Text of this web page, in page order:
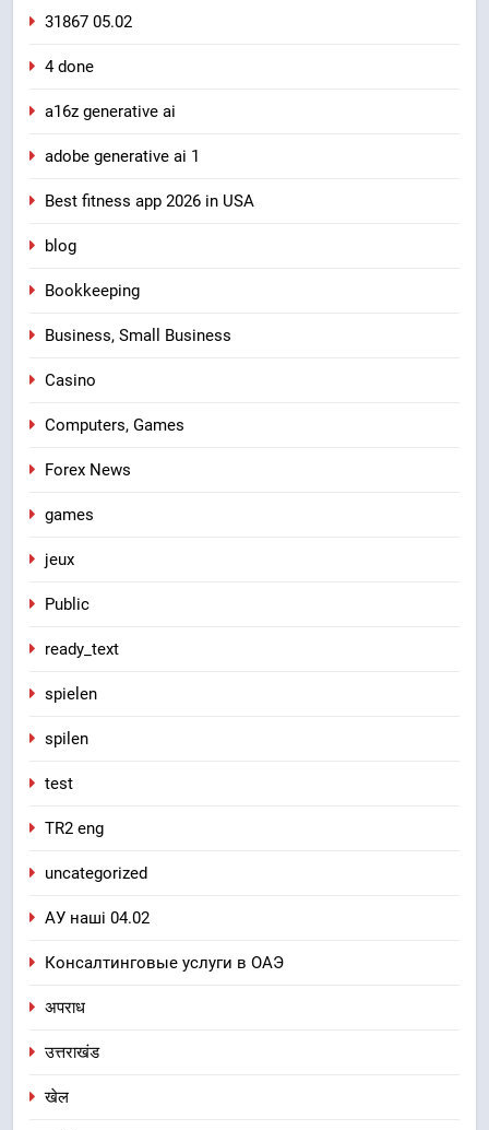
31867 05.02
4 done
a16z generative ai
adobe generative ai 1
Best fitness app 2026 in USA
blog
Bookkeeping
Business, Small Business
Casino
Computers, Games
Forex News
games
jeux
Public
ready_text
spielen
spilen
test
TR2 eng
uncategorized
АУ наші 04.02
Консалтинговые услуги в ОАЭ
अपराध
उत्तराखंड
खेल